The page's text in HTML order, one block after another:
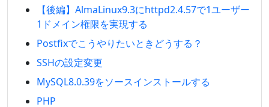
【後編】AlmaLinux9.3にhttpd2.4.57で1ユーザー
1ドメイン権限を実現する
Postfixでこうやりたいときどうする？
SSHの設定変更
MySQL8.0.39をソースインストールする
PHP